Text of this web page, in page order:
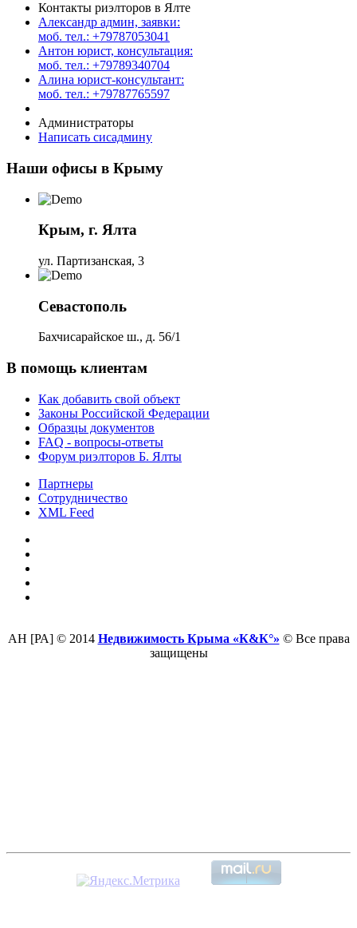
Контакты риэлторов в Ялте
Александр админ, заявки:
моб. тел.: +79787053041
Антон юрист, консультация:
моб. тел.: +79789340704
Алина юрист-консультант:
моб. тел.: +79787765597
Администраторы
Написать сисадмину
Наши офисы в Крыму
Крым, г. Ялта
ул. Партизанская, 3
Севастополь
Бахчисарайское ш., д. 56/1
В помощь клиентам
Как добавить свой объект
Законы Российской Федерации
Образцы документов
FAQ - вопросы-ответы
Форум риэлторов Б. Ялты
Партнеры
Сотрудничество
XML Feed
АН [РА] © 2014 Недвижимость Крыма «К&К°» © Все права
защищены